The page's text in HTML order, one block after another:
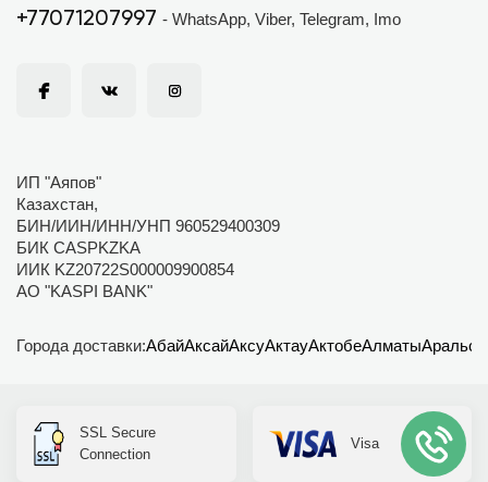
+77071207997 - WhatsApp, Viber, Telegram, Imo
ИП "Аяпов"
Казахстан,
БИН/ИИН/ИНН/УНП 960529400309
БИК CASPKZKA
ИИК KZ20722S000009900854
АО "KASPI BANK"
Города доставки:АбайАксайАксуАктауАктобеАлматыАральск
SSL Secure
Connection
Visa